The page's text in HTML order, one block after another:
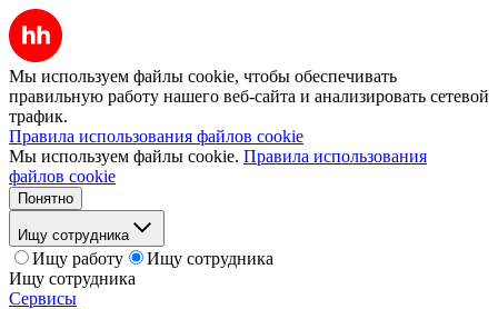
Мы используем файлы cookie, чтобы обеспечивать
правильную работу нашего веб-сайта и анализировать сетевой
трафик.
Правила использования файлов cookie
Мы используем файлы cookie. Правила использования
файлов cookie
Понятно
Ищу сотрудника
Ищу работу
Ищу сотрудника
Ищу сотрудника
Сервисы